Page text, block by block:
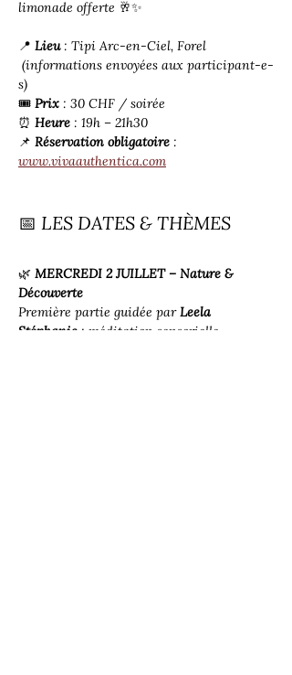
limonade offerte 🥂✨
📍 Lieu : Tipi Arc-en-Ciel, Forel
(informations envoyées aux participant-e-
s)
🎟️ Prix : 30 CHF / soirée
⏰ Heure : 19h – 21h30
📌 Réservation obligatoire :
www.vivaauthentica.com
📅 LES DATES & THÈMES
🌿 MERCREDI 2 JUILLET – Nature &
Découverte
Première partie guidée par Leela
Stéphanie : méditation sensorielle,